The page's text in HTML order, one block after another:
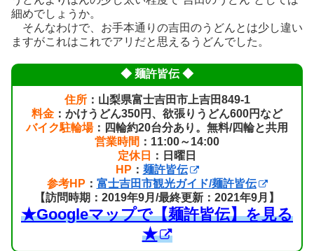
細めでしょうか。
そんなわけで、お手本通りの吉田のうどんとは少し違い
ますがこれはこれでアリだと思えるうどんでした。
◆ 麺許皆伝 ◆
住所：山梨県富士吉田市上吉田849-1
料金 ：かけうどん350円、欲張りうどん600円など
バイク駐輪場：四輪約20台分あり。無料/四輪と共用
営業時間 ：11:00～14:00
定休日
：日曜日
HP ： 麺許皆伝
参考HP ： 富士吉田市観光ガイド/麺許皆伝
【訪問時期：2019年9月/最終更新：2021年9月】
★Googleマップで【麺許皆伝】を見る
★